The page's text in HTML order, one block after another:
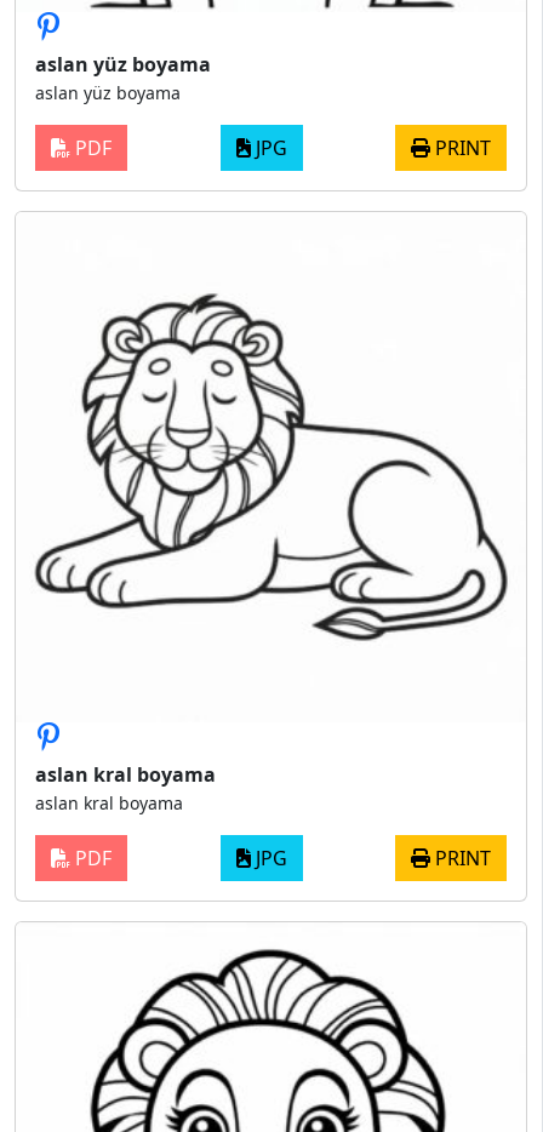
aslan yüz boyama
aslan yüz boyama
PDF JPG PRINT
aslan kral boyama
aslan kral boyama
PDF JPG PRINT